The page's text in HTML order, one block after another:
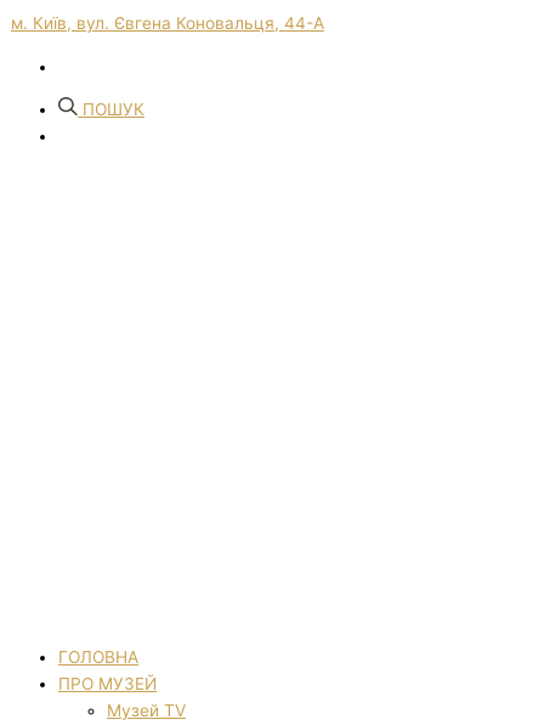
м. Київ, вул. Євгена Коновальця, 44-А
ПОШУК
ГОЛОВНА
ПРО МУЗЕЙ
Музей TV